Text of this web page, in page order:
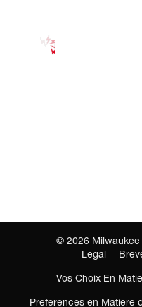
© 2026
Légal
Vos Choix En
Préférences en Matière